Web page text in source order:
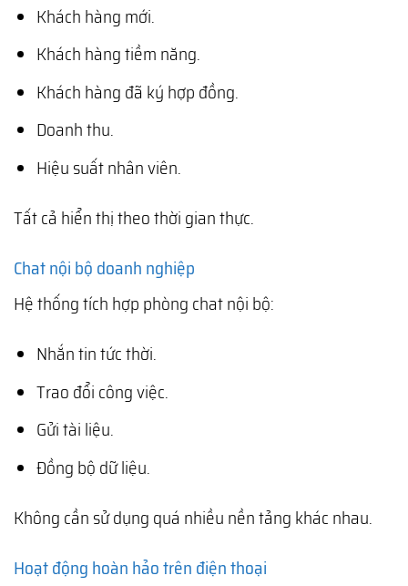
Khách hàng mới.
Khách hàng tiềm năng.
Khách hàng đã ký hợp đồng.
Doanh thu.
Hiệu suất nhân viên.
Tất cả hiển thị theo thời gian thực.
Chat nội bộ doanh nghiệp
Hệ thống tích hợp phòng chat nội bộ:
Nhắn tin tức thời.
Trao đổi công việc.
Gửi tài liệu.
Đồng bộ dữ liệu.
Không cần sử dụng quá nhiều nền tảng khác nhau.
Hoạt động hoàn hảo trên điện thoại